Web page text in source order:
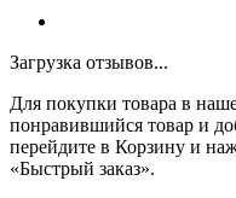
Загрузка отзывов...
Для покупки товара в
понравившийся товар и
перейдите в Корзину и
«Быстрый заказ».